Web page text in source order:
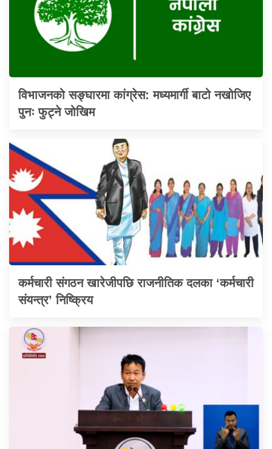
विभाजनको सङ्घारमा कांग्रेस: मध्यमार्गी बाटो नखोजिए
पुनः फुट्ने जोखिम
कर्मचारी संगठन खारेजीपछि राजनीतिक दलका ‘कर्मचारी
संयन्त्र’ निष्क्रिय